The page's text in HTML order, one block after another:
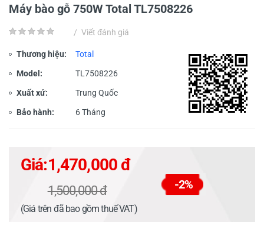
Máy bào gỗ 750W Total TL7508226
/ Viết đánh giá
Thương hiệu: Total
Model: TL7508226
Xuất xứ: Trung Quốc
Bảo hành: 6 Tháng
Giá:1,470,000 đ
1,500,000 đ -2%
(Giá trên đã bao gồm thuế VAT)